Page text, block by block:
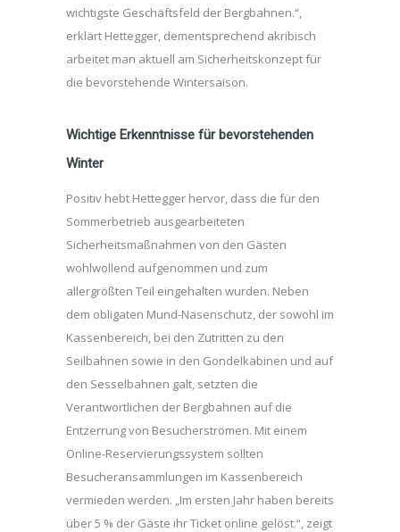
wichtigste Geschäftsfeld der Bergbahnen.“,
erklärt Hettegger, dementsprechend akribisch
arbeitet man aktuell am Sicherheitskonzept für
die bevorstehende Wintersaison.
Wichtige Erkenntnisse für bevorstehenden
Winter
Positiv hebt Hettegger hervor, dass die für den
Sommerbetrieb ausgearbeiteten
Sicherheitsmaßnahmen von den Gästen
wohlwollend aufgenommen und zum
allergrößten Teil eingehalten wurden. Neben
dem obligaten Mund-Nasenschutz, der sowohl im
Kassenbereich, bei den Zutritten zu den
Seilbahnen sowie in den Gondelkabinen und auf
den Sesselbahnen galt, setzten die
Verantwortlichen der Bergbahnen auf die
Entzerrung von Besucherströmen. Mit einem
Online-Reservierungssystem sollten
Besucheransammlungen im Kassenbereich
vermieden werden. „Im ersten Jahr haben bereits
über 5 % der Gäste ihr Ticket online gelöst.“, zeigt